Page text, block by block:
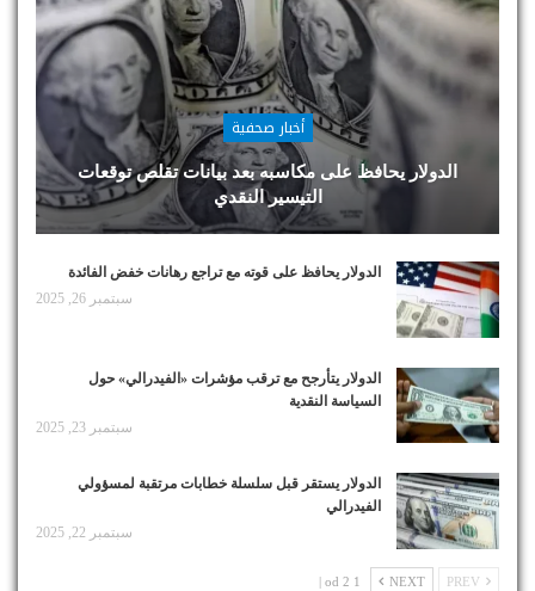
أخبار صحفية
الدولار يحافظ على مكاسبه بعد بيانات تقلص توقعات
التيسير النقدي
الدولار يحافظ على قوته مع تراجع رهانات خفض الفائدة
سبتمبر 26, 2025
الدولار يتأرجح مع ترقب مؤشرات «الفيدرالي» حول
السياسة النقدية
سبتمبر 23, 2025
الدولار يستقر قبل سلسلة خطابات مرتقبة لمسؤولي
الفيدرالي
سبتمبر 22, 2025
NEXT
1 od 2 |